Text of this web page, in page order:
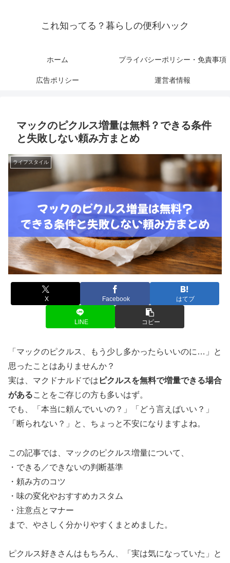
これ知ってる？暮らしの便利ハック
ホーム プライバシーポリシー・免責事項
広告ポリシー 運営者情報
マックのピクルス増量は無料？できる条件
と失敗しない頼み方まとめ
ライフスタイル
X Facebook はてブ
LINE コピー
「マックのピクルス、もう少し多かったらいいのに…」と
思ったことはありませんか？
実は、マクドナルドでは ピクルスを無料で増量できる場合
があることをご存じの方も多いはず。
でも、「本当に頼んでいいの？」「どう言えばいい？」
「断られない？」と、ちょっと不安になりますよね。
この記事では、マックのピクルス増量について、
・できる／できないの判断基準
・頼み方のコツ
・味の変化やおすすめカスタム
・注意点とマナー
まで、やさしく分かりやすくまとめました。
ピクルス好きさんはもちろん、「実は気になっていた」と